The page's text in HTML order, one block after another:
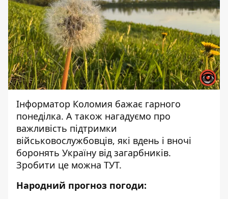
Інформатор Коломия бажає гарного
понеділка. А також нагадуємо про
важливість підтримки
військовослужбовців, які вдень і вночі
боронять Україну від загарбників.
Зробити це можна ТУТ.
Народний прогноз погоди: